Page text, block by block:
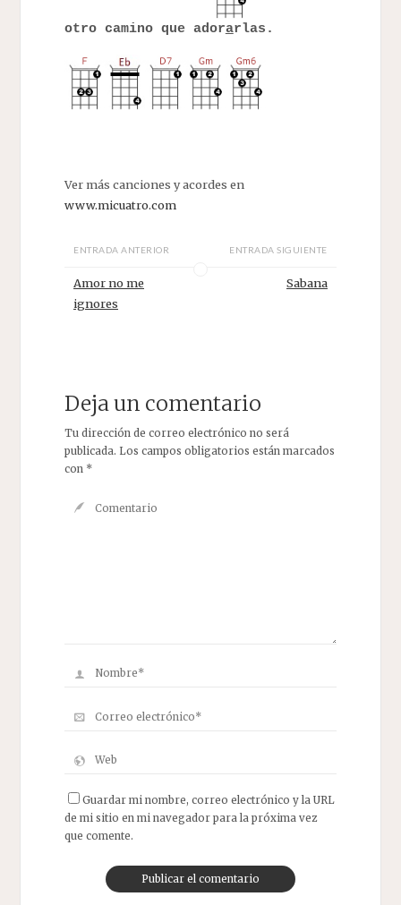
otro camino que adorarlas.
Ver más canciones y acordes en
www.micuatro.com
ENTRADA ANTERIOR
Amor no me
ignores
ENTRADA SIGUIENTE
Sabana
Deja un comentario
Tu dirección de correo electrónico no será
publicada. Los campos obligatorios están marcados
con *
Guardar mi nombre, correo electrónico y la URL
de mi sitio en mi navegador para la próxima vez
que comente.